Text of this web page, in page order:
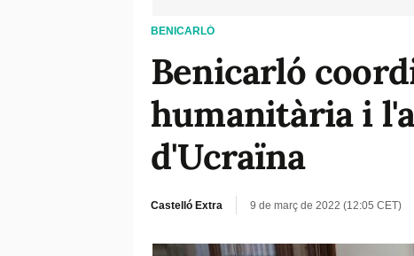
BENICARLÓ
Benicarló
humanitària i
d'Ucraïna
Castelló Extra 9 de març de 2022 (12:05 CET)